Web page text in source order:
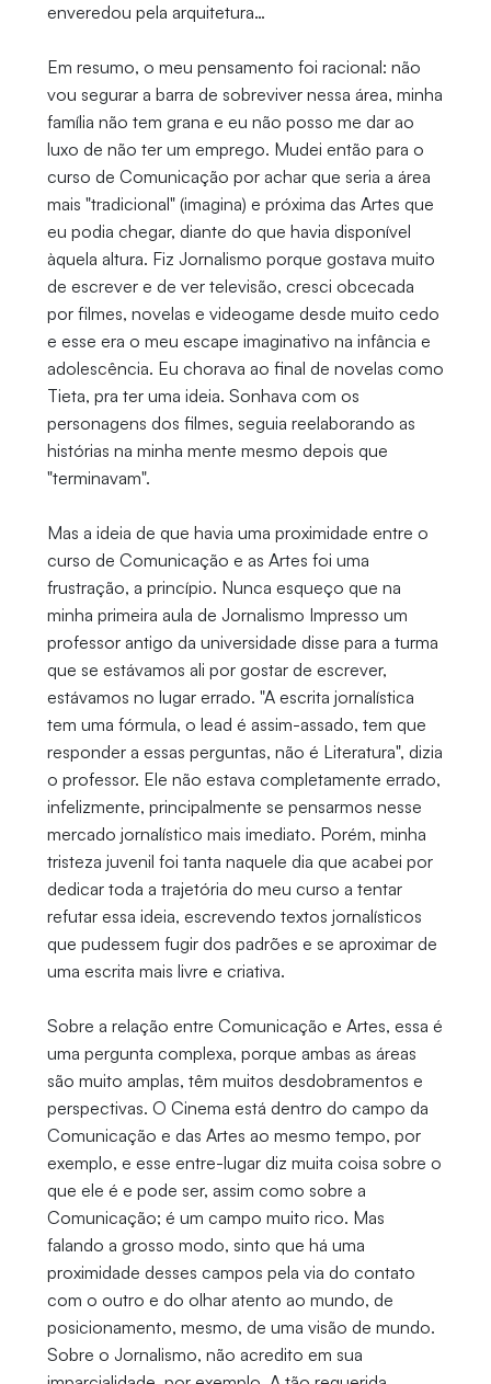
enveredou pela arquitetura…
Em resumo, o meu pensamento foi racional: não
vou segurar a barra de sobreviver nessa área, minha
família não tem grana e eu não posso me dar ao
luxo de não ter um emprego. Mudei então para o
curso de Comunicação por achar que seria a área
mais "tradicional" (imagina) e próxima das Artes que
eu podia chegar, diante do que havia disponível
àquela altura. Fiz Jornalismo porque gostava muito
de escrever e de ver televisão, cresci obcecada
por filmes, novelas e videogame desde muito cedo
e esse era o meu escape imaginativo na infância e
adolescência. Eu chorava ao final de novelas como
Tieta, pra ter uma ideia. Sonhava com os
personagens dos filmes, seguia reelaborando as
histórias na minha mente mesmo depois que
"terminavam".
Mas a ideia de que havia uma proximidade entre o
curso de Comunicação e as Artes foi uma
frustração, a princípio. Nunca esqueço que na
minha primeira aula de Jornalismo Impresso um
professor antigo da universidade disse para a turma
que se estávamos ali por gostar de escrever,
estávamos no lugar errado. "A escrita jornalística
tem uma fórmula, o lead é assim-assado, tem que
responder a essas perguntas, não é Literatura", dizia
o professor. Ele não estava completamente errado,
infelizmente, principalmente se pensarmos nesse
mercado jornalístico mais imediato. Porém, minha
tristeza juvenil foi tanta naquele dia que acabei por
dedicar toda a trajetória do meu curso a tentar
refutar essa ideia, escrevendo textos jornalísticos
que pudessem fugir dos padrões e se aproximar de
uma escrita mais livre e criativa.
Sobre a relação entre Comunicação e Artes, essa é
uma pergunta complexa, porque ambas as áreas
são muito amplas, têm muitos desdobramentos e
perspectivas. O Cinema está dentro do campo da
Comunicação e das Artes ao mesmo tempo, por
exemplo, e esse entre-lugar diz muita coisa sobre o
que ele é e pode ser, assim como sobre a
Comunicação; é um campo muito rico. Mas
falando a grosso modo, sinto que há uma
proximidade desses campos pela via do contato
com o outro e do olhar atento ao mundo, de
posicionamento, mesmo, de uma visão de mundo.
Sobre o Jornalismo, não acredito em sua